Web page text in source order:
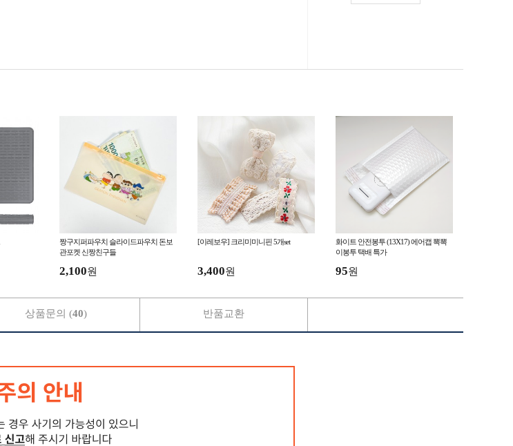
짱구지퍼파우치 슬라이드파우치 돈보
관포켓 신짱친구들
2,100원
[이레보우] 크리미미니핀 5개set
3,400원
화이트 안전봉투 (13X17) 에어캡 뽁뽁
이봉투 택배 특가
95원
상품문의 (40) 반품교환